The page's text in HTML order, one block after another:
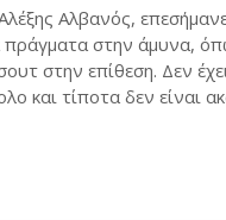
Αλβανός,
στην άμυνα,
στην επίθεση. Δεν
και τίποτα δεν είναι